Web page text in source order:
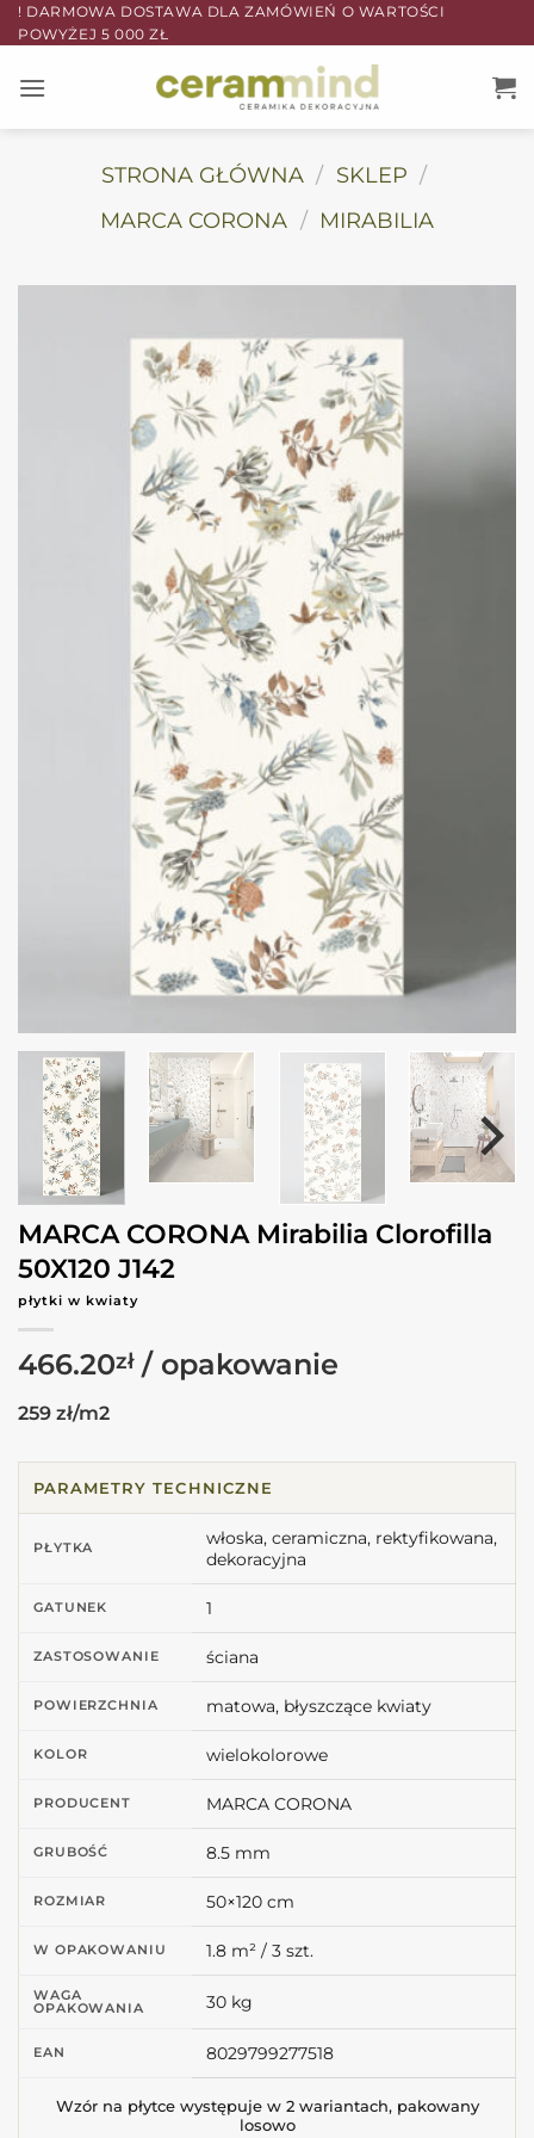
Przewiń
do
! DARMOWA DOSTAWA DLA ZAMÓWIEŃ O WARTOŚCI
POWYŻEJ 5 000 ZŁ
STRONA GŁÓWNA / SKLEP /
MARCA CORONA / MIRABILIA
MARCA CORONA Mirabilia Clorofilla
50X120 J142
płytki w kwiaty
466.20zł
259 zł/m2
PARAMETRY TECHNICZNE
PŁYTKA
włoska, ceramiczna, rektyfikowana,
dekoracyjna
GATUNEK 1
ZASTOSOWANIE ściana
POWIERZCHNIA matowa, błyszczące kwiaty
KOLOR wielokolorowe
PRODUCENT MARCA CORONA
GRUBOŚĆ 8.5 mm
ROZMIAR 50×120 cm
W OPAKOWANIU 1.8 m² / 3 szt.
WAGA
OPAKOWANIA 30 kg
EAN 8029799277518
Wzór na płytce występuje w 2 wariantach, pakowany
losowo